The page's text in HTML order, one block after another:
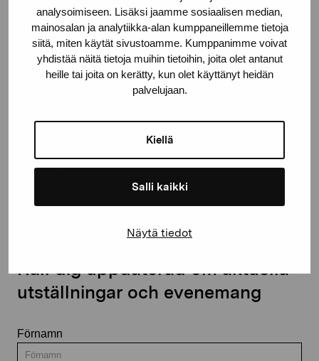
analysoimiseen. Lisäksi jaamme sosiaalisen median,
mainosalan ja analytiikka-alan kumppaneillemme tietoja
siitä, miten käytät sivustoamme. Kumppanimme voivat
yhdistää näitä tietoja muihin tietoihin, joita olet antanut
heille tai joita on kerätty, kun olet käyttänyt heidän
palvelujaan.
Kiellä
Salli kaikki
Näytä tiedot
Gustav Wasas gata 11
10600 Ekenäs
proartibus@proartibus.fi
Håll dig uppdaterad om aktuella
utställningar och evenemang
Förnamn